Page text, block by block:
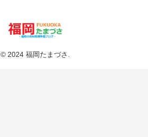
© 2024 福岡たまづさ.